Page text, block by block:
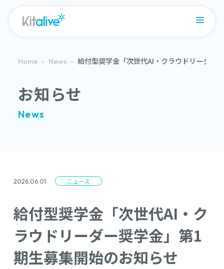
Home News 給付型奨学金「次世代AI・クラウドリーダー
お知らせ
News
2026.06.01 ニュース
給付型奨学金「次世代AI・ク
ラウドリーダー奨学金」第1
期生募集開始のお知らせ